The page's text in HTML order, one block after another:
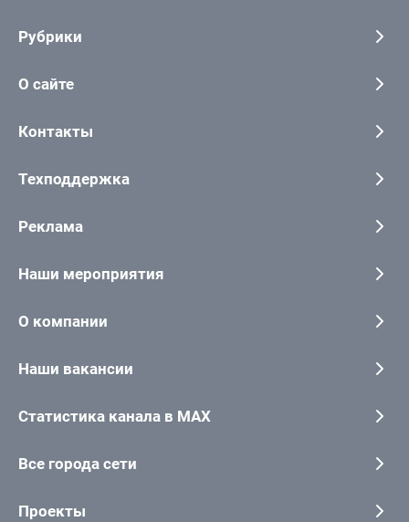
Рубрики
О сайте
Контакты
Техподдержка
Реклама
Наши мероприятия
О компании
Наши вакансии
Статистика канала в MAX
Все города сети
Проекты